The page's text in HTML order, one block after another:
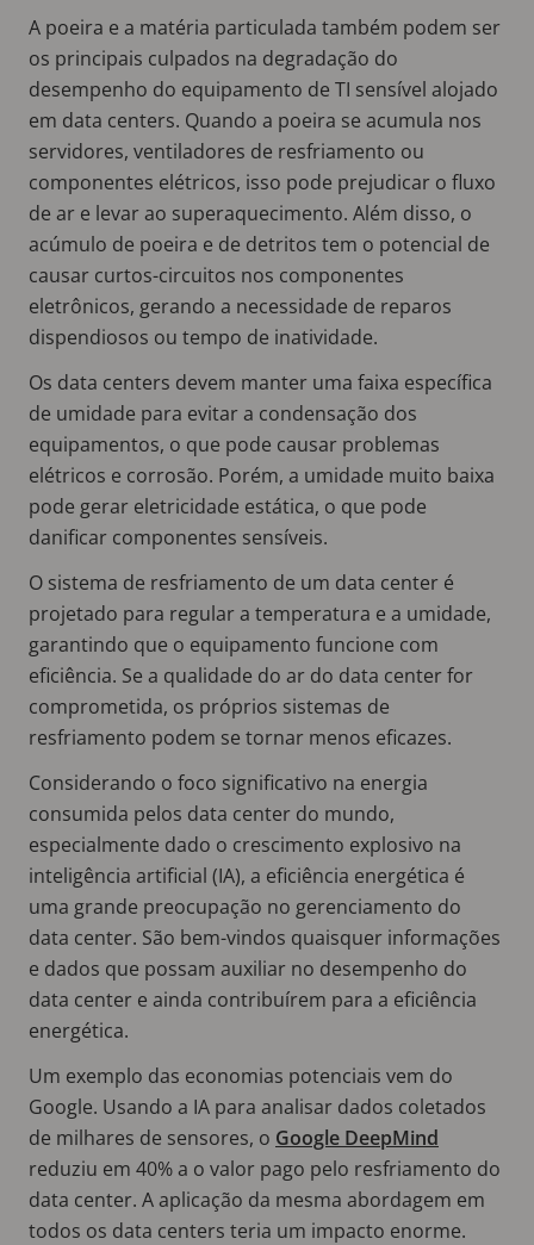
A poeira e a matéria particulada também podem ser
os principais culpados na degradação do
desempenho do equipamento de TI sensível alojado
em data centers. Quando a poeira se acumula nos
servidores, ventiladores de resfriamento ou
componentes elétricos, isso pode prejudicar o fluxo
de ar e levar ao superaquecimento. Além disso, o
acúmulo de poeira e de detritos tem o potencial de
causar curtos-circuitos nos componentes
eletrônicos, gerando a necessidade de reparos
dispendiosos ou tempo de inatividade.
Os data centers devem manter uma faixa específica
de umidade para evitar a condensação dos
equipamentos, o que pode causar problemas
elétricos e corrosão. Porém, a umidade muito baixa
pode gerar eletricidade estática, o que pode
danificar componentes sensíveis.
O sistema de resfriamento de um data center é
projetado para regular a temperatura e a umidade,
garantindo que o equipamento funcione com
eficiência. Se a qualidade do ar do data center for
comprometida, os próprios sistemas de
resfriamento podem se tornar menos eficazes.
Considerando o foco significativo na energia
consumida pelos data center do mundo,
especialmente dado o crescimento explosivo na
inteligência artificial (IA), a eficiência energética é
uma grande preocupação no gerenciamento do
data center. São bem-vindos quaisquer informações
e dados que possam auxiliar no desempenho do
data center e ainda contribuírem para a eficiência
energética.
Um exemplo das economias potenciais vem do
Google. Usando a IA para analisar dados coletados
de milhares de sensores, o Google DeepMind
reduziu em 40% a o valor pago pelo resfriamento do
data center. A aplicação da mesma abordagem em
todos os data centers teria um impacto enorme.